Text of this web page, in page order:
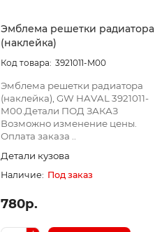
Эмблема решетки радиатора
(наклейка)
3921011-M00
Эмблема решетки радиатора
(наклейка), GW HAVAL 3921011-
M00.Детали ПОД ЗАКАЗ
Возможно изменение цены.
Оплата заказа ..
Детали кузова
Под заказ
780р.